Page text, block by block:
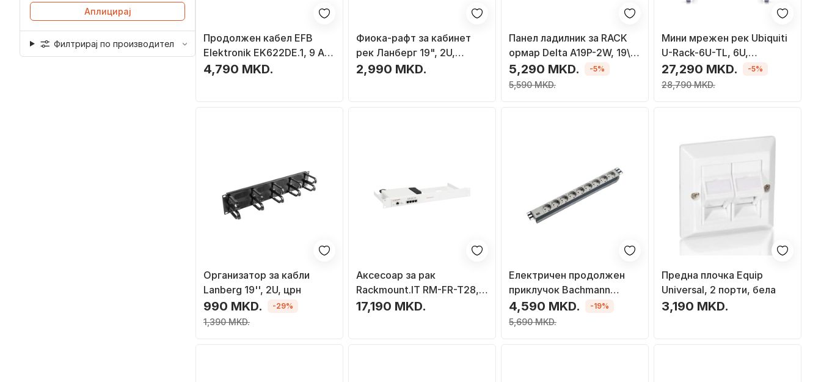
Аплицирај
Филтрирај по производител
Продолжен кабел EFB
Elektronik EK622DE.1, 9 AC
излези, 2 m, црн
4,790 MKD.
Фиока-рафт за кабинет
рек Ланберг 19", 2U,
483x360mm, 90kg, сива
2,990 MKD.
Панел ладилник за RACK
ормар Delta A19P-2W, 19\",
1U, црн
5,290 MKD.
5,590 MKD.
-5%
Мини мрежен рек Ubiquiti
U-Rack-6U-TL, 6U,
монтирање без алат, сив
27,290 MKD.
28,790 MKD.
-5%
Организатор за кабли
Lanberg 19'', 2U, црн
990 MKD.
1,390 MKD.
-29%
Аксесоар за рак
Rackmount.IT RM-FR-T28,
за заштитен ѕид, за 19\"
17,190 MKD.
Електричен продолжен
приклучок Bachmann
Power Strip Outlet Box,
алуминиум, сив
4,590 MKD.
5,690 MKD.
-19%
Предна плочка Equip
Universal, 2 порти, бела
3,190 MKD.